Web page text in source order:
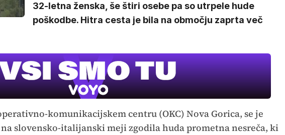
32-letna ženska, še štiri osebe pa so utrpele hude
poškodbe. Hitra cesta je bila na območju zaprta več
komunikacijskem centru (OKC) Nova Gorica, se je
slovensko-italijanski meji zgodila huda prometna nesreča, ki